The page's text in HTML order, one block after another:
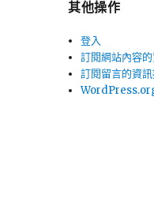
其他操作
登入
訂閱網站內容
訂閱留言的資